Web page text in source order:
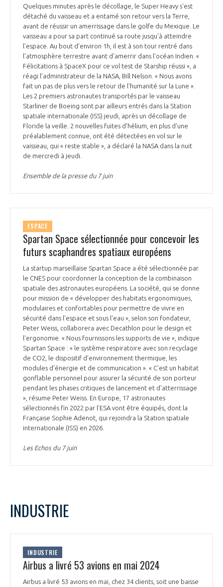
Quelques minutes après le décollage, le Super Heavy s'est
détaché du vaisseau et a entamé son retour vers la Terre,
avant de réussir un amerrissage dans le golfe du Mexique. Le
vaisseau a pour sa part continué sa route jusqu'à atteindre
l'espace. Au bout d'environ 1h, il est à son tour rentré dans
l'atmosphère terrestre avant d'amerrir dans l'océan Indien. «
Félicitations à SpaceX pour ce vol test de Starship réussi », a
réagi l’administrateur de la NASA, Bill Nelson. « Nous avons
fait un pas de plus vers le retour de l'humanité sur la Lune ».
Les 2 premiers astronautes transportés par le vaisseau
Starliner de Boeing sont par ailleurs entrés dans la Station
spatiale internationale (ISS) jeudi, après un décollage de
Floride la veille. 2 nouvelles fuites d'hélium, en plus d'une
préalablement connue, ont été détectées en vol sur le
vaisseau, qui « reste stable », a déclaré la NASA dans la nuit
de mercredi à jeudi.
Ensemble de la presse du 7 juin
ESPACE
Spartan Space sélectionnée pour concevoir les
futurs scaphandres spatiaux européens
La startup marseillaise Spartan Space a été sélectionnée par
le CNES pour coordonner la conception de la combinaison
spatiale des astronautes européens. La société, qui se donne
pour mission de « développer des habitats ergonomiques,
modulaires et confortables pour permettre de vivre en
sécurité dans l'espace et sous l'eau », selon son fondateur,
Peter Weiss, collaborera avec Decathlon pour le design et
l'ergonomie. « Nous fournissons les supports de vie », indique
Spartan Space : « le système respiratoire avec son recyclage
de CO2, le dispositif d'environnement thermique, les
modules d'énergie et de communication ». « C'est un habitat
gonflable personnel pour assurer la sécurité de son porteur
pendant les phases critiques de lancement et d'atterrissage
», résume Peter Weiss. En Europe, 17 astronautes
sélectionnés fin 2022 par l'ESA vont être équipés, dont la
Française Sophie Adenot, qui rejoindra la Station spatiale
internationale (ISS) en 2026.
Les Echos du 7 juin
INDUSTRIE
INDUSTRIE
Airbus a livré 53 avions en mai 2024
Airbus a livré 53 avions en mai, chez 34 clients, soit une baisse